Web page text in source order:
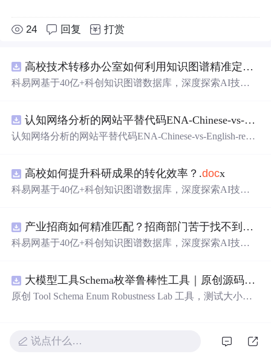
24 回复 打赏
高校技术转移办公室如何利用知识图谱精准定位产业需求与技术适配点？.
科易网基于40亿+科创知识图谱数据库，深度探索AI技术
新领域的AI+数智化解决方案，推动科技创新与产业创新
智能化发展。
认知网络分析的网站平替代码ENA-Chinese-vs-English-reproducible.zip
认知网络分析的网站平替代码ENA-Chinese-vs-English-repro
高校如何提升科研成果的转化效率？.docx
科易网基于40亿+科创知识图谱数据库，深度探索AI技术
新领域的AI+数智化解决方案，推动科技创新与产业创新
智能化发展。
产业招商如何精准匹配？招商部门苦于找不到符合产业链补链强链方向的目标企业怎么办？.
科易网基于40亿+科创知识图谱数据库，深度探索AI技术
新领域的AI+数智化解决方案，推动科技创新与产业创新
智能化发展。
大模型工具Schema枚举鲁棒性工具｜原创源码+测试+离线报告
原创 Tool Schema Enum Robustness Lab 工具，测试大小
可复现合成示例、离线 HTML/JSON/SVG 报告、1080×720
真实运行效果图、README、运行说明、功能清单、MIT
说点什么…